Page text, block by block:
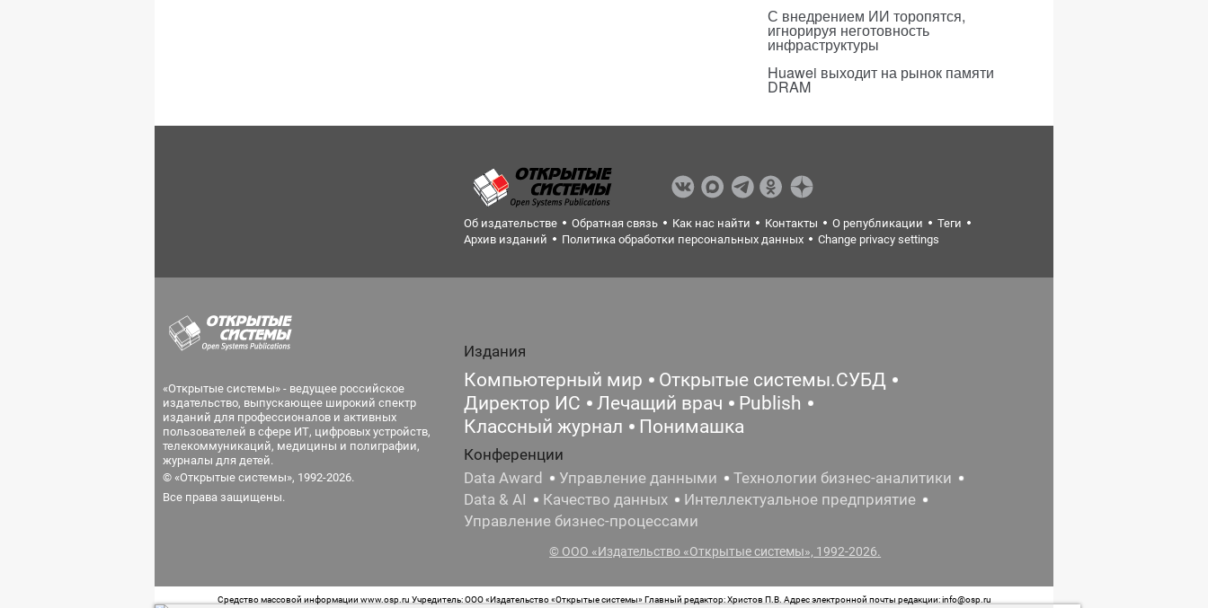
С внедрением ИИ торопятся,
игнорируя неготовность
инфраструктуры
Huawei выходит на рынок памяти
DRAM
Об издательстве Обратная связь Как нас найти Контакты О републикации
Теги
Архив изданий
Политика обработки персональных данных Change privacy settings
«Открытые системы» - ведущее российское
издательство, выпускающее широкий спектр
изданий для профессионалов и активных
пользователей в сфере ИТ, цифровых устройств,
телекоммуникаций, медицины и полиграфии,
журналы для детей.
© «Открытые системы», 1992-2026.
Все права защищены.
Издания
Компьютерный мир
Открытые системы.СУБД
Директор ИС
Лечащий врач
Publish
Классный журнал
Понимашка
Конференции
Data Award
Управление данными
Технологии бизнес-аналитики
Data & AI
Качество данных
Интеллектуальное предприятие
Управление бизнес-процессами
© ООО «Издательство «Открытые системы», 1992-2026.
Средство массовой информации www.osp.ru Учредитель: ООО «Издательство «Открытые системы» Главный редактор: Христов П.В. Адрес электронной почты редакции: info@osp.ru